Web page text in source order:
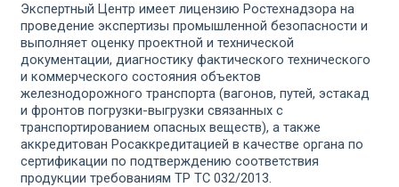
Экспертный Центр имеет лицензию Ростехнадзора на
проведение экспертизы промышленной безопасности и
выполняет оценку проектной и технической
документации, диагностику фактического технического
и коммерческого состояния объектов
железнодорожного транспорта (вагонов, путей, эстакад
и фронтов погрузки-выгрузки связанных с
транспортированием опасных веществ), а также
аккредитован Росаккредитацией в качестве органа по
сертификации по подтверждению соответствия
продукции требованиям ТР ТС 032/2013.